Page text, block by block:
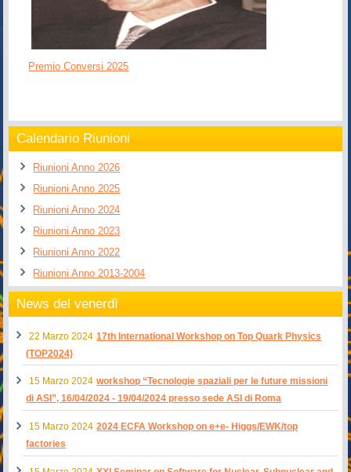
Premio Conversi 2025
Calendario Riunioni
Riunioni Anno 2026
Riunioni Anno 2025
Riunioni Anno 2024
Riunioni Anno 2023
Riunioni Anno 2022
Riunioni Anno 2013-2004
News del venerdì
22 Marzo 2024 17th International Workshop on Top Quark Physics
(TOP2024)
15 Marzo 2024 workshop “Tecnologie spaziali per le future missioni
di ASI”, 16/04/2024 - 19/04/2024 presso sede ASI di Roma
15 Marzo 2024 2024 ECFA Workshop on e+e- Higgs/EWK/top
factories